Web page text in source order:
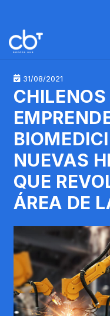
31/08/2021
CHILENOS
NUEVAS
QUE
ÁREA DE